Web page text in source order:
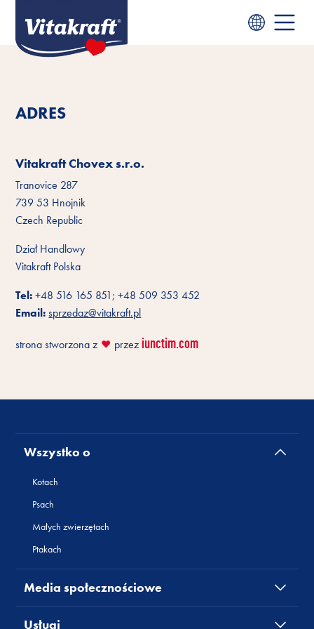
ADRES
Vitakraft Chovex s.r.o.
Tranovice 287
739 53 Hnojnik
Czech Republic
Dział Handlowy
Vitakraft Polska
Tel:+48 516 165 851; +48 509 353 452
Email: sprzedaz@vitakraft.pl
strona stworzona z ❤️ przez iunctim.com
Wszystko o
Kotach
Psach
Małych zwierzętach
Ptakach
Media społecznościowe
Usługi